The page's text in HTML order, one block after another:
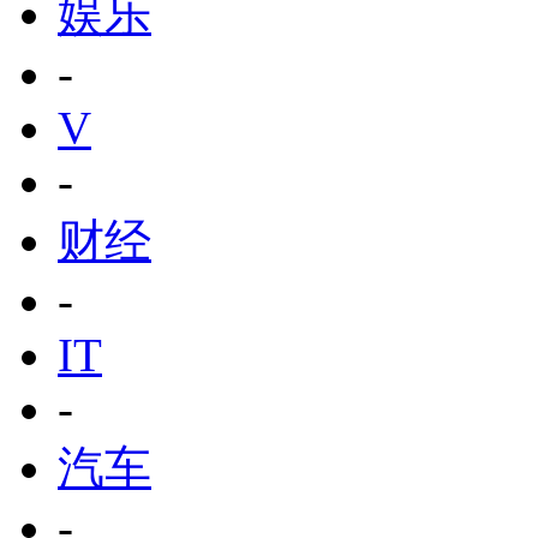
娱乐
-
V
-
财经
-
IT
-
汽车